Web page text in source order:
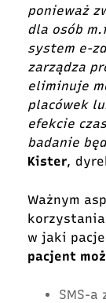
ponieważ
dla osób
system e-
zarządza
eliminuje
placówek
efekcie
badanie
Kister,
Ważnym
w jaki
pacjent
SMS-a